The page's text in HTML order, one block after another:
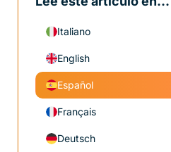
Italiano
English
Español
Français
Deutsch